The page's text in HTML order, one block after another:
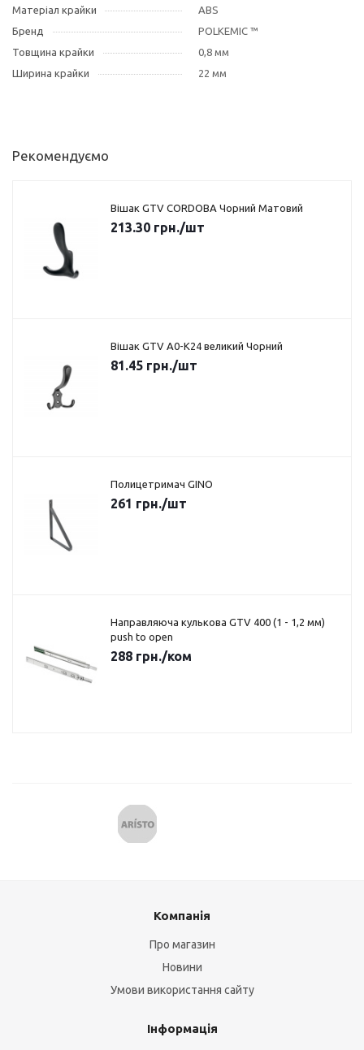
Матеріал крайки
ABS
Бренд
POLKEMIC ™
Товщина крайки
0,8 мм
Ширина крайки
22 мм
Рекомендуємо
Вішак GTV CORDOBA Чорний Матовий
213.30 грн./шт
Вішак GTV A0-K24 великий Чорний
81.45 грн./шт
Полицетримач GINO
261 грн./шт
Направляюча кулькова GTV 400 (1 - 1,2 мм)
push to open
288 грн./ком
Компанія
Про магазин
Новини
Умови використання сайту
Інформація